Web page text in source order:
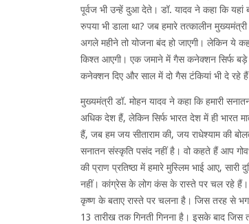
पूर्वज भी उन्हें दुआ देते। डॉ. यादव ने कहा कि
रुपया भी डाला था? जब हमारे तत्कालीन
अगले महीने तो योजना बंद हो जाएगी। लेकिन
किश्त आएगी। एक जमाने में गैस कनेक्शन सिर्फ बड़े
कनेक्शन दिए और साल में दो गैस टंकियां भी दे रहे
मुख्यमंत्री डॉ. मोहन यादव ने कहा कि हमारी
अधिक देश हैं, लेकिन सिर्फ भारत देश में ही भारत
हैं, जब हम जय सीताराम की, जय राधेश्याम की
सनातन संस्कृति पसंद नहीं है। वो कहते हैं आप
की प्राण प्रतिष्ठा में हमारे मुस्लिम भाई आए,
नहीं। कांग्रेस के लोग कंस के रास्ते पर चल रहे हैं।
कृष्ण के बताए रास्ते पर चलना है। जिस तरह से
13 तारीख तक गिनती गिनना है। इसके बाद